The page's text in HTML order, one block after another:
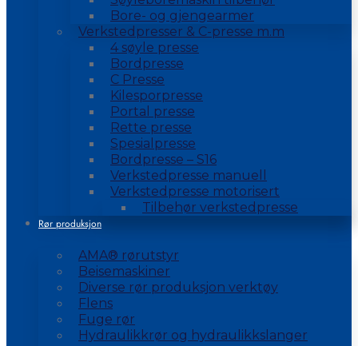
Bore- og gjengearmer
Verkstedpresser & C-presse m.m
4 søyle presse
Bordpresse
C Presse
Kilesporpresse
Portal presse
Rette presse
Spesialpresse
Bordpresse – S16
Verkstedpresse manuell
Verkstedpresse motorisert
Tilbehør verkstedpresse
Rør produksjon
AMA® rørutstyr
Beisemaskiner
Diverse rør produksjon verktøy
Flens
Fuge rør
Hydraulikkrør og hydraulikkslanger